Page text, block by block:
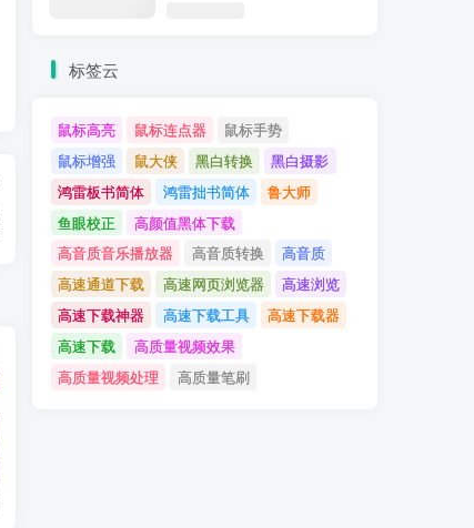
标签云
鼠标高亮 鼠标连点器
鼠标手势
鼠标增强
鼠大侠 黑白转换
黑白摄影
鸿雷板书简体
鸿雷拙书简体
鲁大师
鱼眼校正
高颜值黑体下载
高音质音乐播放器
高音质转换
高音质
高速通道下载
高速网页浏览器
高速浏览
高速下载神器
高速下载工具
高速下载器
高速下载
高质量视频效果
高质量视频处理
高质量笔刷